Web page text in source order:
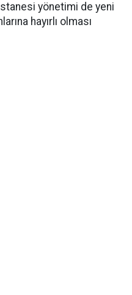
yönetimi de yeni
hayırlı olması